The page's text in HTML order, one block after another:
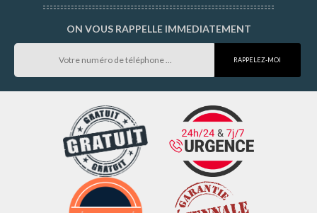
ON VOUS RAPPELLE IMMEDIATEMENT